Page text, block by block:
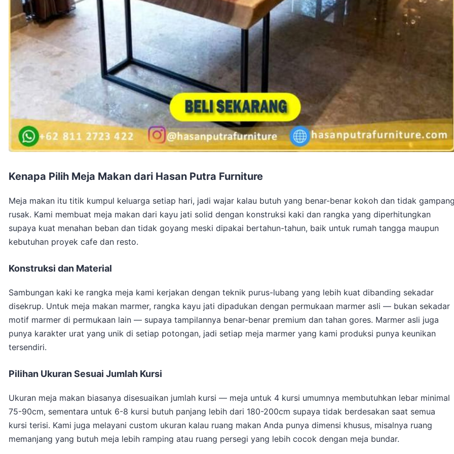
Kenapa Pilih Meja Makan dari Hasan Putra Furniture
Meja makan itu titik kumpul keluarga setiap hari, jadi wajar kalau butuh yang benar-benar kokoh dan tidak
rusak. Kami membuat meja makan dari kayu jati solid dengan konstruksi kaki dan rangka yang diperhitungkan
supaya kuat menahan beban dan tidak goyang meski dipakai bertahun-tahun, baik untuk rumah tangga maupun
kebutuhan proyek cafe dan resto.
Konstruksi dan Material
Sambungan kaki ke rangka meja kami kerjakan dengan teknik purus-lubang yang lebih kuat dibanding sekadar
disekrup. Untuk meja makan marmer, rangka kayu jati dipadukan dengan permukaan marmer asli — bukan sekadar
motif marmer di permukaan lain — supaya tampilannya benar-benar premium dan tahan gores. Marmer asli juga
punya karakter urat yang unik di setiap potongan, jadi setiap meja marmer yang kami produksi punya keunikan
tersendiri.
Pilihan Ukuran Sesuai Jumlah Kursi
Ukuran meja makan biasanya disesuaikan jumlah kursi — meja untuk 4 kursi umumnya membutuhkan lebar minimal
75-90cm, sementara untuk 6-8 kursi butuh panjang lebih dari 180-200cm supaya tidak berdesakan saat semua
kursi terisi. Kami juga melayani custom ukuran kalau ruang makan Anda punya dimensi khusus, misalnya ruang
memanjang yang butuh meja lebih ramping atau ruang persegi yang lebih cocok dengan meja bundar.